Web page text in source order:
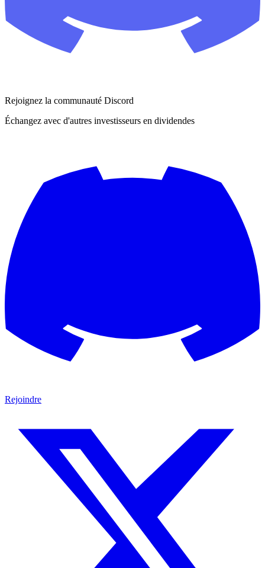
Rejoignez la communauté Discord
Échangez avec d'autres investisseurs en dividendes
Rejoindre